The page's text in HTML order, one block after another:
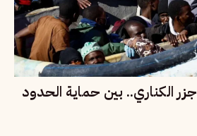
الكناري.. بين حماية الحدود